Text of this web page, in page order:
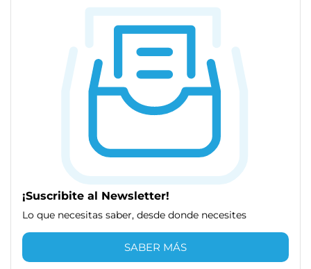
¡Suscribite al Newsletter!
Lo que necesitas saber, desde donde necesites
SABER MÁS